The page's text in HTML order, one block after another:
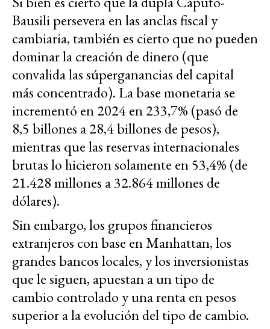
Bausili persevera en las anclas fiscal y
cambiaria, también es cierto que no pueden
dominar la creación de dinero (que
convalida las súperganancias del capital
más concentrado). La base monetaria se
incrementó en 2024 en 233,7% (pasó de
8,5 billones a 28,4 billones de pesos),
mientras que las reservas internacionales
brutas lo hicieron solamente en 53,4% (de
21.428 millones a 32.864 millones de
dólares).
Sin embargo, los grupos financieros
extranjeros con base en Manhattan, los
grandes bancos locales, y los inversionistas
que le siguen, apuestan a un tipo de
cambio controlado y una renta en pesos
superior a la evolución del tipo de cambio.